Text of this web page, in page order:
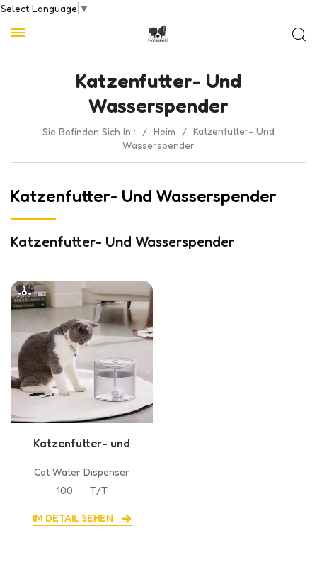
Select Language ▼
Katzenfutter- Und
Wasserspender
Sie Befinden Sich In : / Heim / Katzenfutter- Und
Wasserspender
Katzenfutter- Und Wasserspender
Katzenfutter- Und Wasserspender
Katzenfutter- und
Cat Water Dispenser
100
T/T
IM DETAIL SEHEN